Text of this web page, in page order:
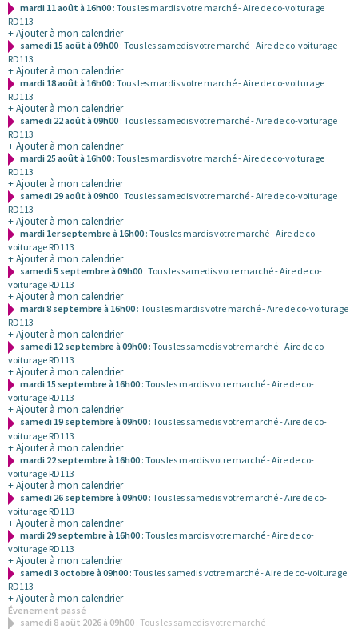
mardi 11 août à 16h00 : Tous les mardis votre marché - Aire de co-voiturage
RD113
+ Ajouter à mon calendrier
samedi 15 août à 09h00 : Tous les samedis votre marché - Aire de co-voiturage
RD113
+ Ajouter à mon calendrier
mardi 18 août à 16h00 : Tous les mardis votre marché - Aire de co-voiturage
RD113
+ Ajouter à mon calendrier
samedi 22 août à 09h00 : Tous les samedis votre marché - Aire de co-voiturage
RD113
+ Ajouter à mon calendrier
mardi 25 août à 16h00 : Tous les mardis votre marché - Aire de co-voiturage
RD113
+ Ajouter à mon calendrier
samedi 29 août à 09h00 : Tous les samedis votre marché - Aire de co-voiturage
RD113
+ Ajouter à mon calendrier
mardi 1er septembre à 16h00 : Tous les mardis votre marché - Aire de co-
voiturage RD113
+ Ajouter à mon calendrier
samedi 5 septembre à 09h00 : Tous les samedis votre marché - Aire de co-
voiturage RD113
+ Ajouter à mon calendrier
mardi 8 septembre à 16h00 : Tous les mardis votre marché - Aire de co-voiturage
RD113
+ Ajouter à mon calendrier
samedi 12 septembre à 09h00 : Tous les samedis votre marché - Aire de co-
voiturage RD113
+ Ajouter à mon calendrier
mardi 15 septembre à 16h00 : Tous les mardis votre marché - Aire de co-
voiturage RD113
+ Ajouter à mon calendrier
samedi 19 septembre à 09h00 : Tous les samedis votre marché - Aire de co-
voiturage RD113
+ Ajouter à mon calendrier
mardi 22 septembre à 16h00 : Tous les mardis votre marché - Aire de co-
voiturage RD113
+ Ajouter à mon calendrier
samedi 26 septembre à 09h00 : Tous les samedis votre marché - Aire de co-
voiturage RD113
+ Ajouter à mon calendrier
mardi 29 septembre à 16h00 : Tous les mardis votre marché - Aire de co-
voiturage RD113
+ Ajouter à mon calendrier
samedi 3 octobre à 09h00 : Tous les samedis votre marché - Aire de co-voiturage
RD113
+ Ajouter à mon calendrier
Évenement passé
samedi 8 août 2026 à 09h00 : Tous les samedis votre marché